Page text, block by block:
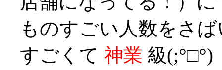
ものすごい人数をさ
すごくて 神業 級(;°□°)